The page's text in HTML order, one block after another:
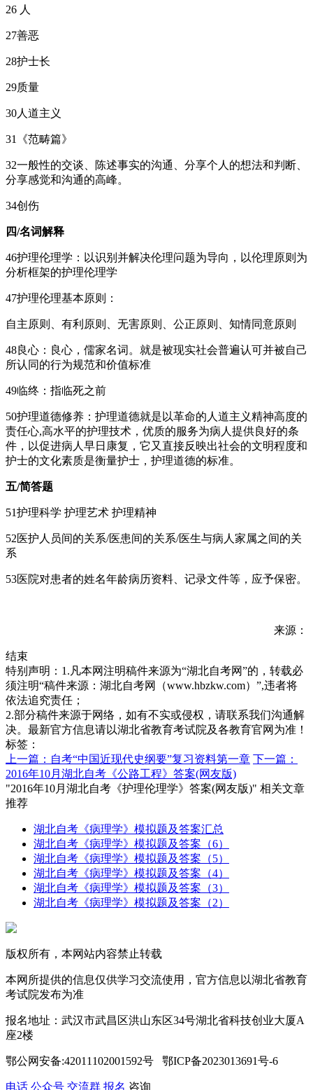
26 人
27善恶
28护士长
29质量
30人道主义
31《范畴篇》
32一般性的交谈、陈述事实的沟通、分享个人的想法和判断、
分享感觉和沟通的高峰。
34创伤
四/名词解释
46护理伦理学：以识别并解决伦理问题为导向，以伦理原则为
分析框架的护理伦理学
47护理伦理基本原则：
自主原则、有利原则、无害原则、公正原则、知情同意原则
48良心：良心，儒家名词。就是被现实社会普遍认可并被自己
所认同的行为规范和价值标准
49临终：指临死之前
50护理道德修养：护理道德就是以革命的人道主义精神高度的
责任心,高水平的护理技术，优质的服务为病人提供良好的条
件，以促进病人早日康复，它又直接反映出社会的文明程度和
护士的文化素质是衡量护士，护理道德的标准。
五/简答题
51护理科学 护理艺术 护理精神
52医护人员间的关系/医患间的关系/医生与病人家属之间的关
系
53医院对患者的姓名年龄病历资料、记录文件等，应予保密。
来源：
结束
特别声明：1.凡本网注明稿件来源为“湖北自考网”的，转载必
须注明“稿件来源：湖北自考网（www.hbzkw.com）”,违者将
依法追究责任；
2.部分稿件来源于网络，如有不实或侵权，请联系我们沟通解
决。最新官方信息请以湖北省教育考试院及各教育官网为准！
标签：
上一篇：自考“中国近现代史纲要”复习资料第一章 下一篇：
2016年10月湖北自考《公路工程》答案(网友版)
"2016年10月湖北自考《护理伦理学》答案(网友版)" 相关文章
推荐
湖北自考《病理学》模拟题及答案汇总
湖北自考《病理学》模拟题及答案（6）
湖北自考《病理学》模拟题及答案（5）
湖北自考《病理学》模拟题及答案（4）
湖北自考《病理学》模拟题及答案（3）
湖北自考《病理学》模拟题及答案（2）
版权所有，本网站内容禁止转载
本网所提供的信息仅供学习交流使用，官方信息以湖北省教育
考试院发布为准
报名地址：武汉市武昌区洪山东区34号湖北省科技创业大厦A
座2楼
鄂公网安备:42011102001592号 鄂ICP备2023013691号-6
电话 公众号 交流群 报名 咨询